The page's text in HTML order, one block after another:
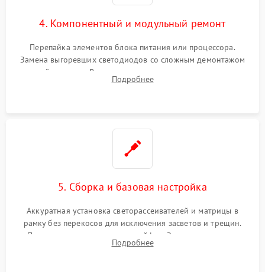
4. Компонентный и модульный ремонт
Перепайка элементов блока питания или процессора.
Замена выгоревших светодиодов со сложным демонтажом
хрупкой матрицы. Восстановление поврежденных дорожек,
прошивка микросхем памяти EEPROM
Подробнее
5. Сборка и базовая настройка
Аккуратная установка светорассеивателей и матрицы в
рамку без перекосов для исключения засветов и трещин.
Подключение внутренних шлейфов. Закрытие корпуса.
Сброс настроек и обновление программного обеспечения.
Подробнее